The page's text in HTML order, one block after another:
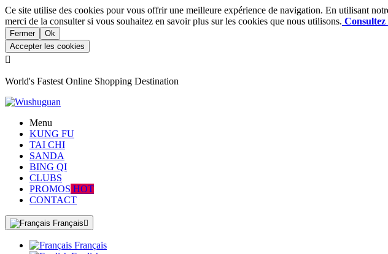
Ce site utilise des cookies pour vous offrir une meilleure expérience de navigation. En utilisant
merci de la consulter si vous souhaitez en savoir plus sur les cookies que nous utilisons. Consultez
Fermer
Ok
Accepter les cookies

World's Fastest Online Shopping Destination
Menu
KUNG FU
TAI CHI
SANDA
BING QI
CLUBS
PROMOS HOT
CONTACT
Français 
Français